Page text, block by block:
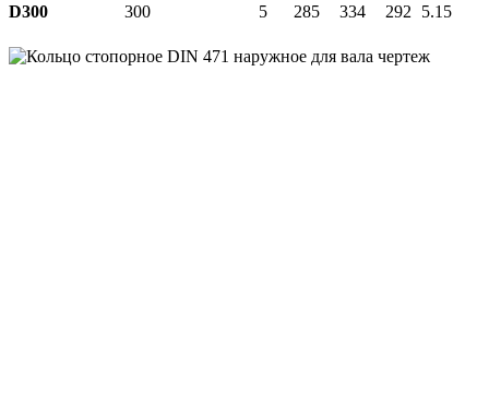
D300 300 5 285 334 292 5.15